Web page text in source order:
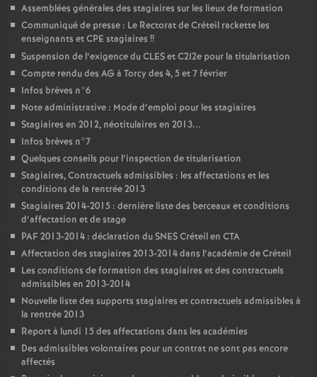
Assemblées générales des stagiaires sur les lieux de formation
Communiqué de presse : Le Rectorat de Créteil rackette les
enseignants etCPE stagiaires !!
Suspension de l’exigence duCLESet C2I2e pour la titularisation
Compte rendu des AG à Torcy des 4, 5 et 7 février
Infos brèves n°6
Note administrative : Mode d’emploi pour les stagiaires
Stagiaires en 2012, néotitulaires en 2013...
Infos brèves n°7
Quelques conseils pour l’inspection de titularisation
Stagiaires, Contractuels admissibles : les affectations et les
conditions de la rentrée 2013
Stagiaires 2014-2015 : dernière liste des berceaux et conditions
d’affectation et de stage
PAF2013-2014 : déclaration duSNESCréteil en CTA
Affectation des stagiaires 2013-2014 dans l’académie de Créteil
Les conditions de formation des stagiaires et des contractuels
admissibles en 2013-2014
Nouvelle liste des supports stagiaires et contractuels admissibles à
la rentrée 2013
Report à lundi 15 des affectations dans les académies
Des admissibles volontaires pour un contrat ne sont pas encore
affectés